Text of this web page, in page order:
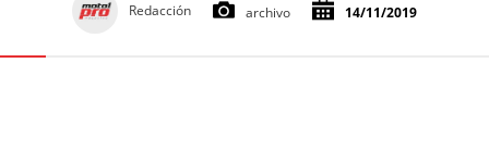
Redacción archivo 14/11/2019